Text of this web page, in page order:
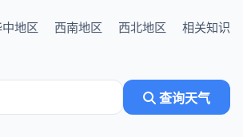
地区 西南地区 西北地区 相关知识
查询天气